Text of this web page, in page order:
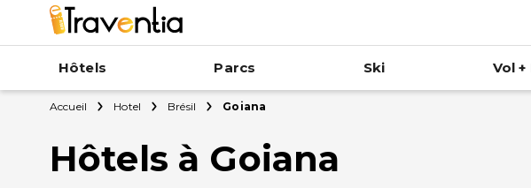
Hôtels Parcs Ski Vol
Accueil Hotel Brésil Goiana
Hôtels à Goiana